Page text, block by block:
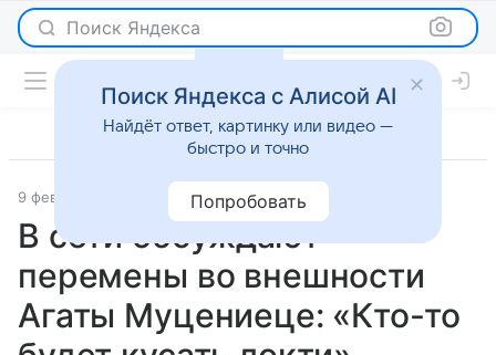
Поиск Яндекса
9 февраля 2024 Super.ru Светская жизнь
В сети обсуждают
перемены во внешности
Агаты Муцениеце: «Кто-то
Поиск Яндекса с Алисой AI
Найдёт ответ, картинку или видео —
быстро и точно
Попробовать